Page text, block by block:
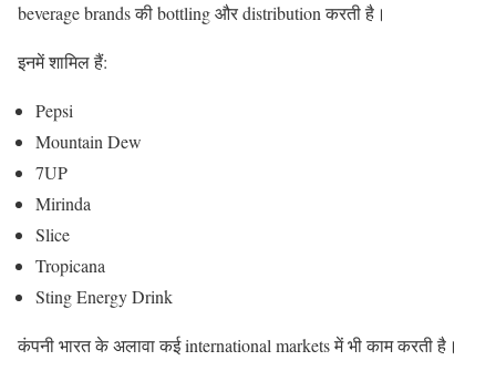
beverage brands की bottling और distribution करती है।
इनमें शामिल हैं:
Pepsi
Mountain Dew
7UP
Mirinda
Slice
Tropicana
Sting Energy Drink
कंपनी भारत के अलावा कई international markets में भी काम करती है।